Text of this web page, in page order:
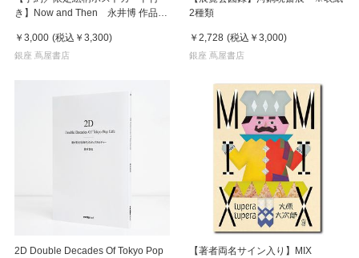
き】Now and Then 永井博 作品
￥3,000 (税込 ￥3,300)
銀座 蔦屋書店
2種類
￥2,728 (税込 ￥3,000)
銀座 蔦屋書店
2D Double Decades Of Tokyo Pop
【著者両名サイン入り】MIX